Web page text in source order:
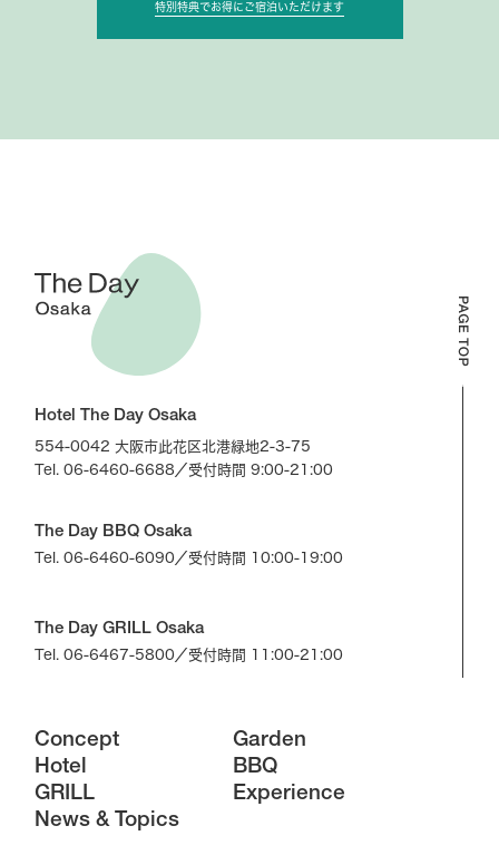
特別特典でお得にご宿泊いただけます
Hotel The Day Osaka
554-0042 大阪市此花区北港緑地2-3-75
Tel. 06-6460-6688／受付時間 9:00-21:00
The Day BBQ Osaka
Tel. 06-6460-6090／受付時間 10:00-19:00
The Day GRILL Osaka
Tel. 06-6467-5800／受付時間 11:00-21:00
Concept
Garden
Hotel
BBQ
GRILL
Experience
News & Topics